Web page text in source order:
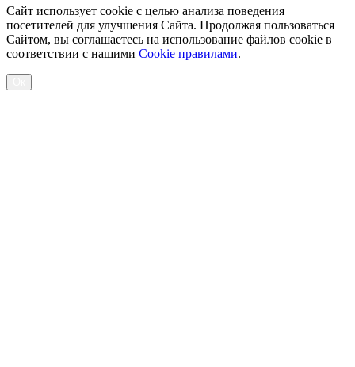
Сайт использует cookie с целью анализа поведения
посетителей для улучшения Сайта. Продолжая пользоваться
Сайтом, вы соглашаетесь на использование файлов cookie в
соответствии с нашими Cookiе правилами.